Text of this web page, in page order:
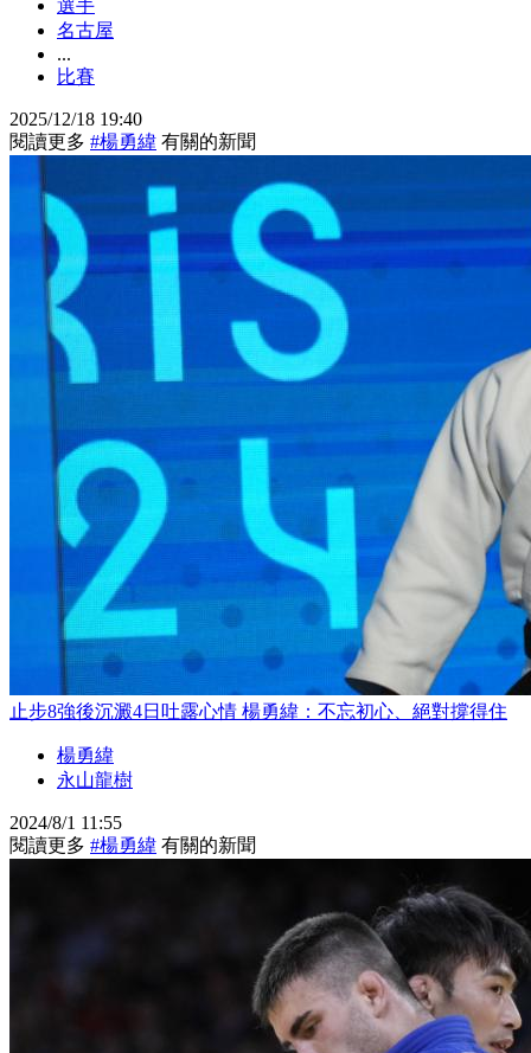
選手
名古屋
...
比賽
2025/12/18 19:40
閱讀更多 #楊勇緯 有關的新聞
止步8強後沉澱4日吐露心情 楊勇緯：不忘初心、絕對撐得住
楊勇緯
永山龍樹
2024/8/1 11:55
閱讀更多 #楊勇緯 有關的新聞